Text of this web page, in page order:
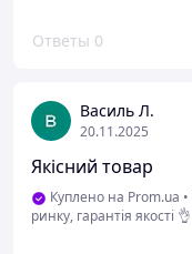
Ответы 0
Василь Л.
20.11.2025
Якісний товар
Куплено на Prom.ua •
ринку, гарантія якості 👌